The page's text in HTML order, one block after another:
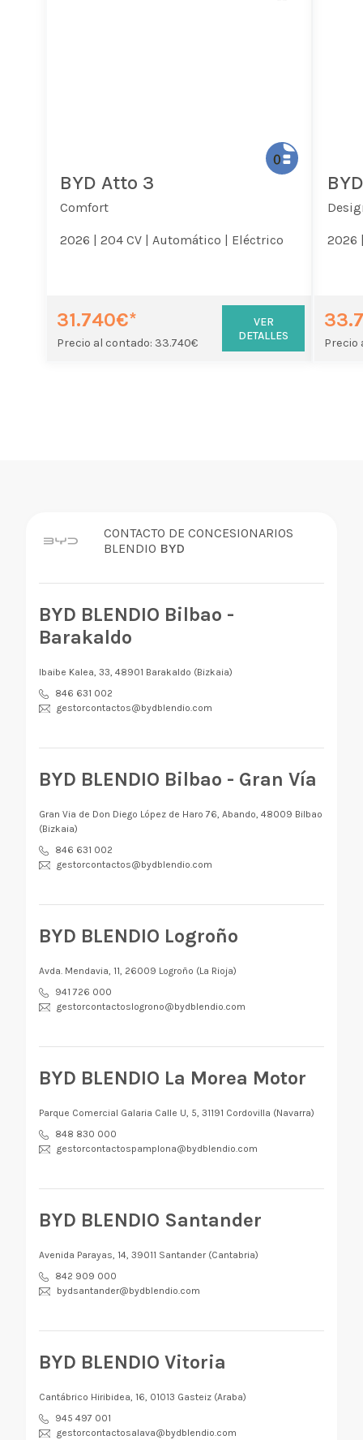
BYD Atto 3
Comfort
2026 | 204 CV | Automático | Eléctrico
31.740€*
Precio al contado: 33.740€
VER
DETALLES
2026
Precio
CONTACTO DE CONCESIONARIOS
BLENDIO BYD
BYD BLENDIO Bilbao -
Barakaldo
Ibaibe Kalea, 33, 48901 Barakaldo (Bizkaia)
846 631 002
gestorcontactos@bydblendio.com
BYD BLENDIO Bilbao - Gran Vía
Gran Via de Don Diego López de Haro 76, Abando, 48009 Bilbao
(Bizkaia)
846 631 002
gestorcontactos@bydblendio.com
BYD BLENDIO Logroño
Avda. Mendavia, 11, 26009 Logroño (La Rioja)
941 726 000
gestorcontactoslogrono@bydblendio.com
BYD BLENDIO La Morea Motor
Parque Comercial Galaria Calle U, 5, 31191 Cordovilla (Navarra)
848 830 000
gestorcontactospamplona@bydblendio.com
BYD BLENDIO Santander
Avenida Parayas, 14, 39011 Santander (Cantabria)
842 909 000
bydsantander@bydblendio.com
BYD BLENDIO Vitoria
Cantábrico Hiribidea, 16, 01013 Gasteiz (Araba)
945 497 001
gestorcontactosalava@bydblendio.com